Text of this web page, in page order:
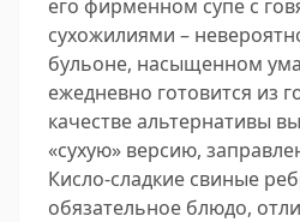
его фирменном супе с
сухожилиями –
бульоне, насыщенном
ежедневно готовится из
качестве альтернативы
«сухую» версию,
Кисло-сладкие свиные
обязательное блюдо,